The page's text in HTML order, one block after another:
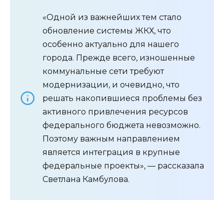
«Одной из важнейших тем стало
обновление системы ЖКХ, что
особенно актуально для нашего
города. Прежде всего, изношенные
коммунальные сети требуют
модернизации, и очевидно, что
решать накопившиеся проблемы без
активного привлечения ресурсов
федерального бюджета невозможно.
Поэтому важным направлением
является интеграция в крупные
федеральные проекты», — рассказала
Светлана Камбулова.